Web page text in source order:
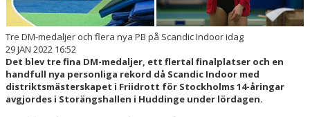
Tre DM-medaljer och flera nya PB på Scandic Indoor idag
29 JAN 2022 16:52
Det blev tre fina DM-medaljer, ett flertal finalplatser och en
handfull nya personliga rekord då Scandic Indoor med
distriktsmästerskapet i Friidrott för Stockholms 14-åringar
avgjordes i Storängshallen i Huddinge under lördagen.